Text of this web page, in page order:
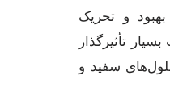
و تحریک
تأثیرگذار
سفید و